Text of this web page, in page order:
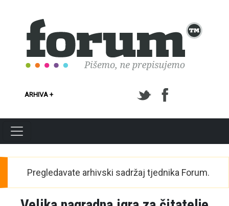
ARHIVA +
Pregledavate arhivski sadržaj tjednika Forum.